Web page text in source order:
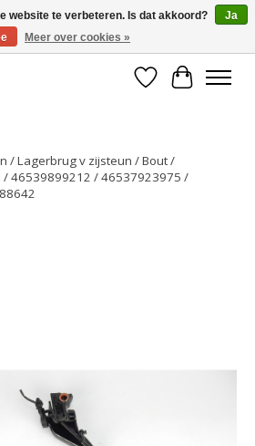
voorraad leverbaar!
Verlanglijst
/ Lagerbrug v zijsteun / Bout /
/ 46539899212 / 46537923975 /
website te verbeteren. Is dat akkoord?
Ja
Meer over cookies »